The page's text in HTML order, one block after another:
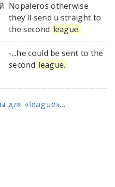
Nopaleros otherwise
they'll send u straight to
the second league.
-...he could be sent to the
second league.
для «league»...